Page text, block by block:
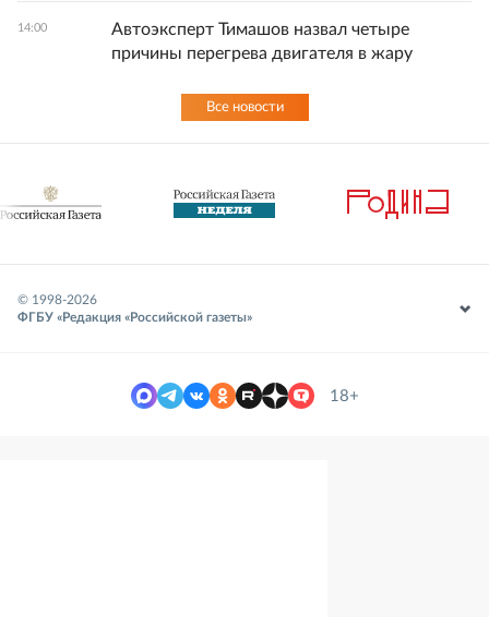
14:00
Автоэксперт Тимашов назвал четыре
причины перегрева двигателя в жару
Все новости
© 1998-2026
ФГБУ «Редакция «Российской газеты»
18+